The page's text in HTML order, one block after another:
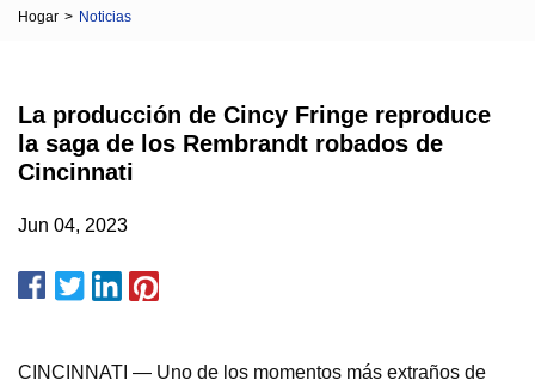
Hogar > Noticias
La producción de Cincy Fringe reproduce
la saga de los Rembrandt robados de
Cincinnati
Jun 04, 2023
CINCINNATI — Uno de los momentos más extraños de